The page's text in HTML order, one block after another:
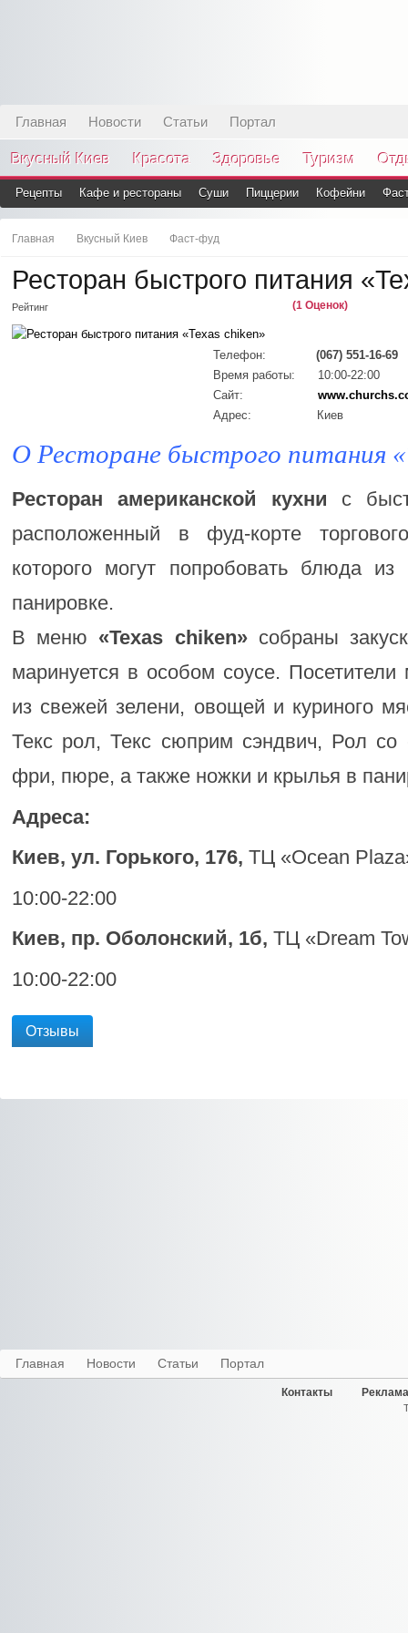
Главная Новости Статьи Портал
Вкусный Киев Красота Здоровье Туризм
Рецепты Кафе и рестораны Суши Пиццерии Кофейни
Главная Вкусный Киев Фаст-фуд
Ресторан быстрого питания
Рейтинг (1 Оценок)
Телефон:
(067) 551-16-69
Время работы:
10:00-22:00
Сайт:
Адрес:
Киев
О Ресторане быстрого питания
Ресторан американской кухни с
расположенный в фуд-корте
которого могут попробовать блюда
панировке.
В меню «Texas chiken»собраны
маринуется в особом соусе. Посетители
из свежей зелени, овощей и куриного
Текс рол, Текс сюприм сэндвич, Рол со
фри, пюре, а также ножки и крылья в
Адреса:
Киев, ул. Горького, 176, ТЦ «Ocean Plaza
10:00-22:00
Киев, пр. Оболонский, 1б, ТЦ «Dream
10:00-22:00
Отзывы
Главная Новости Статьи Портал
Контакты